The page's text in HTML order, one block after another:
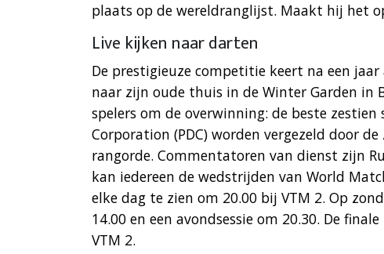
plaats op de wereldranglijst. Maakt hij het
Live kijken naar darten
De prestigieuze competitie keert na een
naar zijn oude thuis in de Winter Garden in
spelers om de overwinning: de beste zestien
Corporation (PDC) worden vergezeld door
rangorde. Commentatoren van dienst zijn
kan iedereen de wedstrijden van World
elke dag te zien om 20.00 bij VTM 2. Op
14.00 en een avondsessie om 20.30. De
VTM 2.